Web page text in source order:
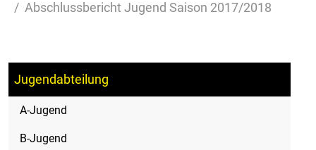
Abschlussbericht Jugend Saison 2017/2018
Jugendabteilung
A-Jugend
B-Jugend